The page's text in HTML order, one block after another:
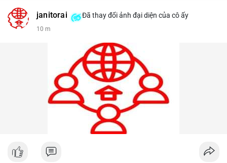
janitorai Đã thay đổi ảnh đại diện của cô ấy
10 m